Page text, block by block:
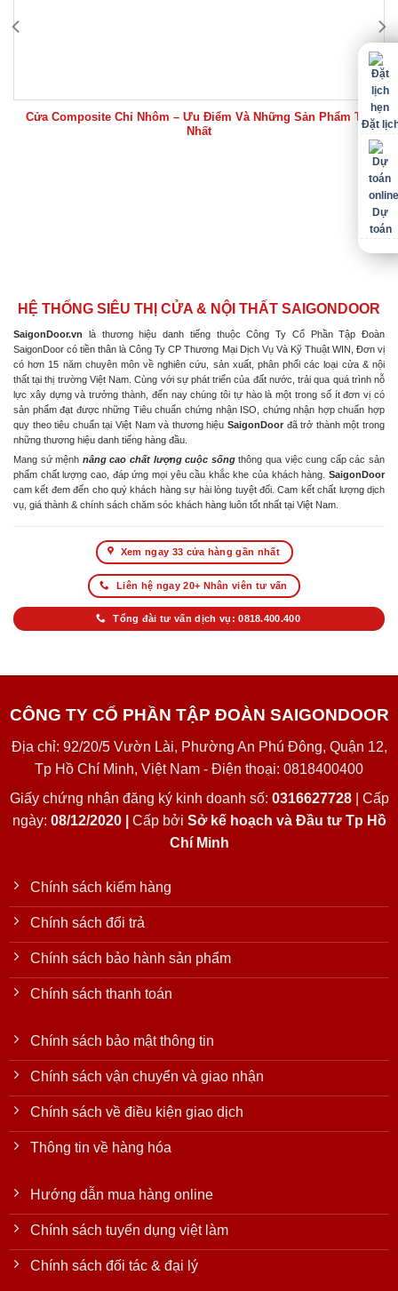
Cửa Composite Chỉ Nhôm – Ưu Điểm Và Những Sản Phẩm Tốt
Nhất
HỆ THỐNG SIÊU THỊ CỬA & NỘI THẤT SAIGONDOOR
SaigonDoor.vn là thương hiệu danh tiếng thuộc Công Ty Cổ Phần Tập Đoàn
SaigonDoor có tiền thân là Công Ty CP Thương Mại Dịch Vụ Và Kỹ Thuật WIN, Đơn vị
có hơn 15 năm chuyên môn về nghiên cứu, sản xuất, phân phối các loại cửa & nội
thất tại thị trường Việt Nam. Cùng với sự phát triển của đất nước, trải qua quá trình nỗ
lực xây dựng và trưởng thành, đến nay chúng tôi tự hào là một trong số ít đơn vị có
sản phẩm đạt được những Tiêu chuẩn chứng nhận ISO, chứng nhận hợp chuẩn hợp
quy theo tiêu chuẩn tại Việt Nam và thương hiệu SaigonDoor đã trở thành một trong
những thương hiệu danh tiếng hàng đầu.
Mang sứ mệnh nâng cao chất lượng cuộc sốngthông qua việc cung cấp các sản
phẩm chất lượng cao, đáp ứng mọi yêu cầu khắc khe của khách hàng. SaigonDoor
cam kết đem đến cho quý khách hàng sự hài lòng tuyệt đối. Cam kết chất lượng dịch
vụ, giá thành & chính sách chăm sóc khách hàng luôn tốt nhất tại Việt Nam.
Xem ngay 33 cửa hàng gần nhất
Liên hệ ngay 20+ Nhân viên tư vấn
Tổng đài tư vấn dịch vụ: 0818.400.400
CÔNG TY CỔ PHẦN TẬP ĐOÀN SAIGONDOOR
Địa chỉ: 92/20/5 Vườn Lài, Phường An Phú Đông, Quận 12,
Tp Hồ Chí Minh, Việt Nam - Điện thoại: 0818400400
Giấy chứng nhận đăng ký kinh doanh số: 0316627728| Cấp
ngày: 08/12/2020 | Cấp bởi Sở kế hoạch và Đầu tư Tp Hồ
Chí Minh
Chính sách kiểm hàng
Chính sách đổi trả
Chính sách bảo hành sản phẩm
Chính sách thanh toán
Chính sách bảo mật thông tin
Chính sách vận chuyển và giao nhận
Chính sách về điều kiện giao dịch
Thông tin về hàng hóa
Hướng dẫn mua hàng online
Chính sách tuyển dụng việt làm
Chính sách đối tác & đại lý
Đặt
Dự
toán